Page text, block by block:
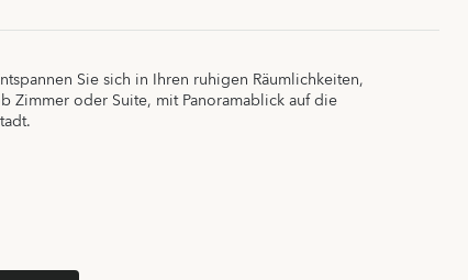
Sie sich in Ihren ruhigen Räumlichkeiten,
Zimmer oder Suite, mit Panoramablick auf die